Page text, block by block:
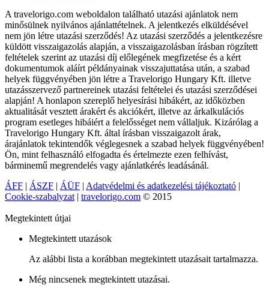
A travelorigo.com weboldalon található utazási ajánlatok nem
minősülnek nyilvános ajánlattételnek. A jelentkezés elküldésével
nem jön létre utazási szerződés! Az utazási szerződés a jelentkezésre
küldött visszaigazolás alapján, a visszaigazolásban írásban rögzített
feltételek szerint az utazási díj előlegének megfizetése és a kért
dokumentumok aláírt példányainak visszajuttatása után, a szabad
helyek függvényében jön létre a Travelorigo Hungary Kft. illetve
utazásszervező partnereinek utazási feltételei és utazási szerződései
alapján! A honlapon szereplő helyesírási hibákért, az időközben
aktualitását vesztett árakért és akciókért, illetve az árkalkulációs
program esetleges hibáiért a felelősséget nem vállaljuk. Kizárólag a
Travelorigo Hungary Kft. által írásban visszaigazolt árak,
árajánlatok tekintendők véglegesnek a szabad helyek függvényében!
Ön, mint felhasználó elfogadta és értelmezte ezen felhívást,
bárminemű megrendelés vagy ajánlatkérés leadásánál.
ÁFF | ÁSZF | ÁÜF | Adatvédelmi és adatkezelési tájékoztató |
Cookie-szabalyzat | travelorigo.com © 2015
Megtekintett útjai
Megtekintett utazások
Az alábbi lista a korábban megtekintett utazásait tartalmazza.
Még nincsenek megtekintett utazásai.